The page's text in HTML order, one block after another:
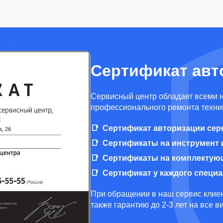
Сертификат
Cервисный центр обладает
профессионального ремонта
Сертификат авторизации
Сертификаты на инструмент
Сертификаты на
Сертификат у каждого
При обращении в наш сервис
также гарантию до 2-3 лет на все